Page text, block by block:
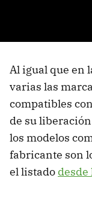
Al igual que en
varias las
compatibles
de su
los modelos
fabricante son
el listado desde